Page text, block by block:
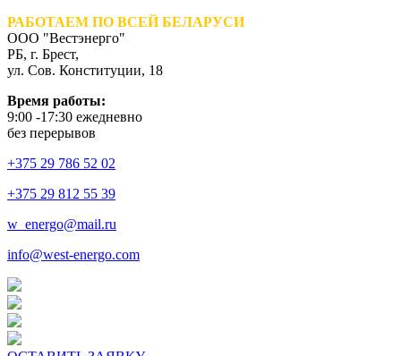
РАБОТАЕМ ПО ВСЕЙ БЕЛАРУСИ
ООО "Вестэнерго"
РБ, г. Брест,
ул. Сов. Конституции, 18
Время работы:
9:00 -17:30 ежедневно
без перерывов
+375 29 786 52 02
+375 29 812 55 39
w_energo@mail.ru
info@west-energo.com